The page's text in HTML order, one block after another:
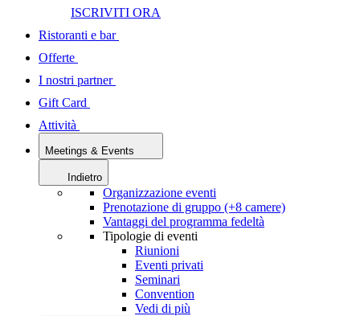
ISCRIVITI ORA
Ristoranti e bar
Offerte
I nostri partner
Gift Card
Attività
Meetings & Events
Indietro
Organizzazione eventi
Prenotazione di gruppo (+8 camere)
Vantaggi del programma fedeltà
Tipologie di eventi
Riunioni
Eventi privati
Seminari
Convention
Vedi di più